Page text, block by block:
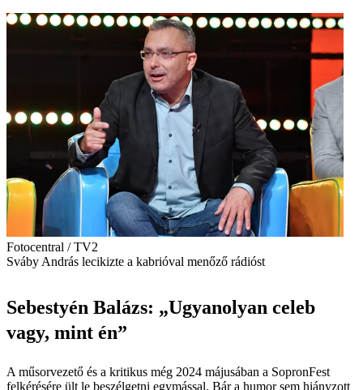
Fotocentral / TV2
Sváby András lecikizte a kabrióval menőző rádióst
Sebestyén Balázs: „Ugyanolyan celeb
vagy, mint én”
A műsorvezető és a kritikus még 2024 májusában a SopronFest
felkérésére ült le beszélgetni egymással. Bár a humor sem hiányzott